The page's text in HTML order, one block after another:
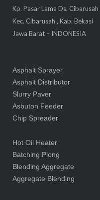
Kp. Pasar Lama Ds.
Kec. Cibarusah , Kab. Bekasi
Jawa Barat – INDONESIA
Asphalt Sprayer
Asphalt Distributor
Slurry Paver
Asbuton Feeder
Chip Spreader
Hot Oil Heater
Batching Plong
Blending Aggregate
Aggregate Blending